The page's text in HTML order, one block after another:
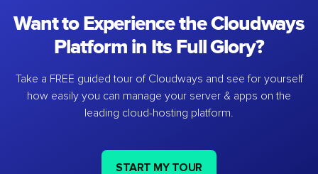
Want to Experience the Cloudways
Platform in Its Full Glory?
Take a FREE guided tour of Cloudways and see for yourself
how easily you can manage your server & apps on the
leading cloud-hosting platform.
START MY TOUR